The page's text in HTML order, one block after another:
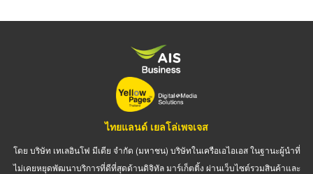
ไทยแลนด์ เยลโล่เพจเจส
โดย บริษัท เทเลอินโฟ มีเดีย จำกัด (มหาชน) บริษัทในเครือเอไอเอส ในฐานะผู้นำที่
ไม่เคยหยุดพัฒนาบริการที่ดีที่สุดด้านดิจิทัล มาร์เก็ตติ้ง ผ่านเว็บไซต์รวมสินค้าและ